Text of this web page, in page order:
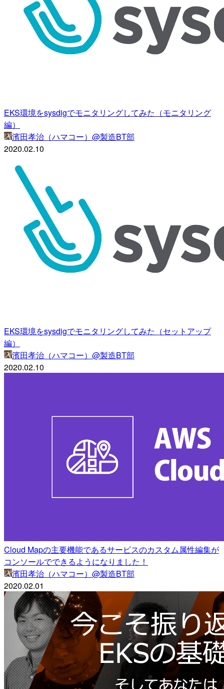
EKS環境をsysdigでモニタリングしてみた（モニタリング
編）
濱田孝治（ハマコー）@製造BT部
2020.02.10
EKS環境をsysdigでモニタリングしてみた（セットアップ
編）
濱田孝治（ハマコー）@製造BT部
2020.02.10
Cloud Mapの主要機能であるサービスのカスタム属性編集が
コンソールでできるようになりました！
濱田孝治（ハマコー）@製造BT部
2020.02.01